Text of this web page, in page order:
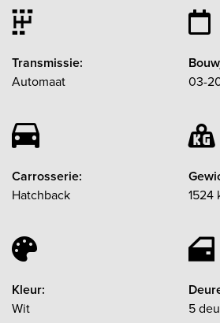
Transmissie:
Automaat
03-
Carrosserie:
Hatchback
1524
Kleur:
Wit
5